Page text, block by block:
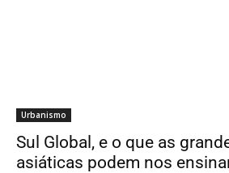
Urbanismo
Sul Global, e o que as
asiáticas podem nos